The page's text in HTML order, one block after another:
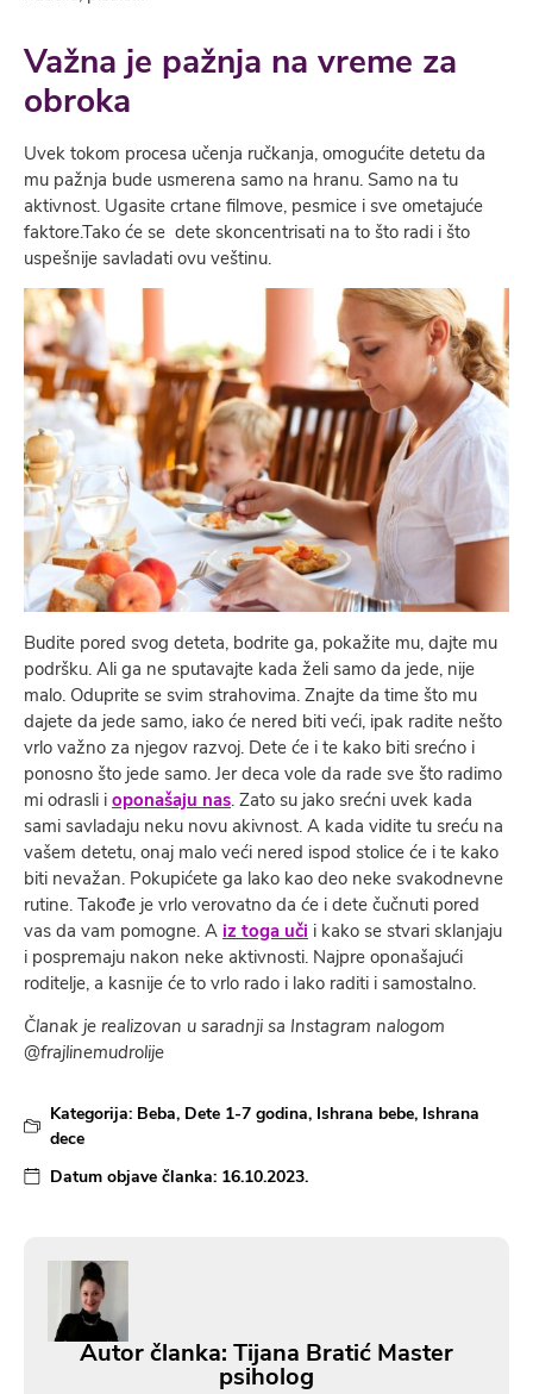
Važna je pažnja na vreme za
obroka
Uvek tokom procesa učenja ručkanja, omogućite detetu da
mu pažnja bude usmerena samo na hranu. Samo na tu
aktivnost. Ugasite crtane filmove, pesmice i sve ometajuće
faktore.Tako će se dete skoncentrisati na to što radi i što
uspešnije savladati ovu veštinu.
Budite pored svog deteta, bodrite ga, pokažite mu, dajte mu
podršku. Ali ga ne sputavajte kada želi samo da jede, nije
malo. Oduprite se svim strahovima. Znajte da time što mu
dajete da jede samo, iako će nered biti veći, ipak radite nešto
vrlo važno za njegov razvoj. Dete će i te kako biti srećno i
ponosno što jede samo. Jer deca vole da rade sve što radimo
mi odrasli i oponašaju nas. Zato su jako srećni uvek kada
sami savladaju neku novu akivnost. A kada vidite tu sreću na
vašem detetu, onaj malo veći nered ispod stolice će i te kako
biti nevažan. Pokupićete ga lako kao deo neke svakodnevne
rutine. Takođe je vrlo verovatno da će i dete čučnuti pored
vas da vam pomogne. A iz toga uči i kako se stvari sklanjaju
i pospremaju nakon neke aktivnosti. Najpre oponašajući
roditelje, a kasnije će to vrlo rado i lako raditi i samostalno.
Članak je realizovan u saradnji sa Instagram nalogom
@frajlinemudrolije
Kategorija: Beba, Dete 1-7 godina, Ishrana bebe, Ishrana
dece
Datum objave članka: 16.10.2023.
Autor članka: Tijana Bratić Master
psiholog